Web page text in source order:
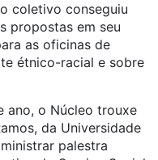
coletivo conseguiu
propostas em seu
as oficinas de
étnico-racial e sobre
ano, o Núcleo trouxe
da Universidade
palestra